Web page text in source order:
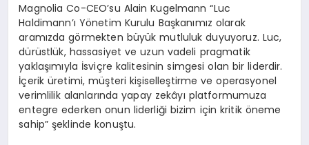
Magnolia Co-CEO’su Alain Kugelmann “Luc
Haldimann’ı Yönetim Kurulu Başkanımız olarak
aramızda görmekten büyük mutluluk duyuyoruz. Luc,
dürüstlük, hassasiyet ve uzun vadeli pragmatik
yaklaşımıyla İsviçre kalitesinin simgesi olan bir liderdir.
İçerik üretimi, müşteri kişiselleştirme ve operasyonel
verimlilik alanlarında yapay zekâyı platformumuza
entegre ederken onun liderliği bizim için kritik öneme
sahip” şeklinde konuştu.